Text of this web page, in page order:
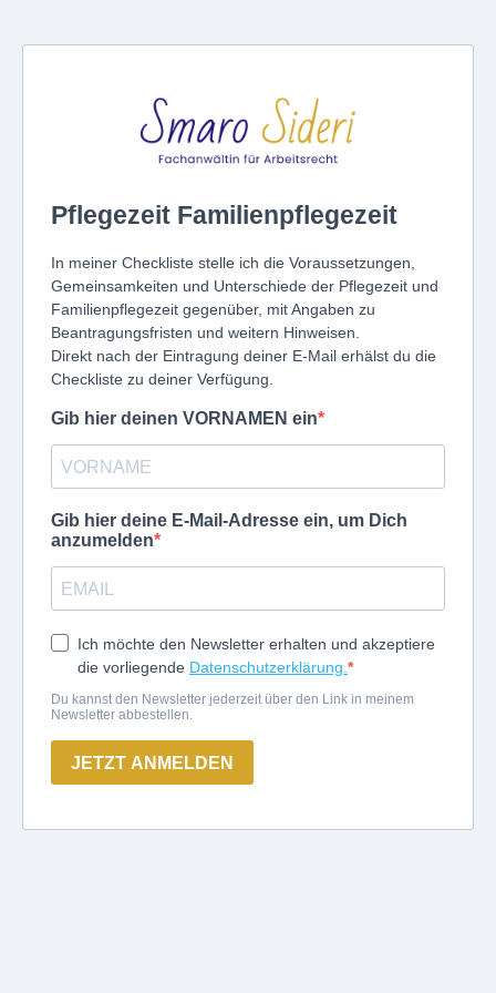
Pflegezeit Familienpflegezeit
In meiner Checkliste stelle ich die Voraussetzungen,
Gemeinsamkeiten und Unterschiede der Pflegezeit und
Familienpflegezeit gegenüber, mit Angaben zu
Beantragungsfristen und weitern Hinweisen.
Direkt nach der Eintragung deiner E-Mail erhälst du die
Checkliste zu deiner Verfügung.
Gib hier deinen VORNAMEN ein
Gib hier deine E-Mail-Adresse ein, um Dich
anzumelden
Ich möchte den Newsletter erhalten und akzeptiere
die vorliegende Datenschutzerklärung.
Du kannst den Newsletter jederzeit über den Link in meinem
Newsletter abbestellen.
JETZT ANMELDEN